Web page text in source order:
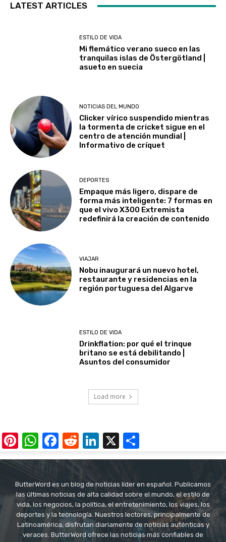
LATEST ARTICLES
ESTILO DE VIDA
Mi flemático verano sueco en las
tranquilas islas de Östergötland |
asueto en suecia
NOTICIAS DEL MUNDO
Clicker vírico suspendido mientras
la tormenta de cricket sigue en el
centro de atención mundial |
Informativo de críquet
DEPORTES
Empaque más ligero, dispare de
forma más inteligente: 7 formas en
que el vivo X300 Extremista
redefinirá la creación de contenido
VIAJAR
Nobu inaugurará un nuevo hotel,
restaurante y residencias en la
región portuguesa del Algarve
ESTILO DE VIDA
Drinkflation: por qué el trinque
britano se está debilitando |
Asuntos del consumidor
Load more
Pinterest
WhatsApp
Facebook
RedditLinkedIn
X
ButterWord es un blog de noticias líder en español. Publicamos
las últimas noticias de alta calidad sobre el mundo, el estilo de
vida, los negocios, la política, el entretenimiento, los viajes, los
deportes y la tecnología. Nuestros lectores, principalmente de
Latinoamérica, disfrutan diariamente de noticias auténticas y
veraces. ButterWord ofrece las noticias más confiables de